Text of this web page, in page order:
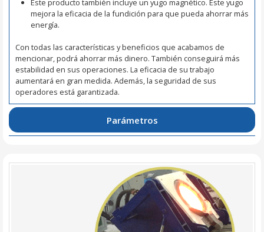
Este producto también incluye un yugo magnético. Este yugo
mejora la eficacia de la fundición para que pueda ahorrar más
energía.
Con todas las características y beneficios que acabamos de
mencionar, podrá ahorrar más dinero. También conseguirá más
estabilidad en sus operaciones. La eficacia de su trabajo
aumentará en gran medida. Además, la seguridad de sus
operadores está garantizada.
Parámetros